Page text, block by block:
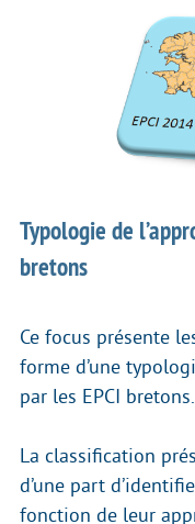
Typologie de
bretons
Ce focus présente
forme d’une
par les EPCI bretons.
La classification
d’une part
fonction de leur